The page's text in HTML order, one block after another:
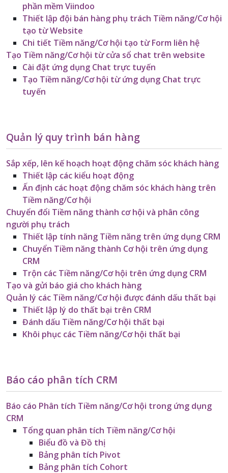
phần mềm Viindoo
Thiết lập đội bán hàng phụ trách Tiềm năng/Cơ hội
tạo từ Website
Chi tiết Tiềm năng/Cơ hội tạo từ Form liên hệ
Tạo Tiềm năng/Cơ hội từ cửa sổ chat trên website
Cài đặt ứng dụng Chat trực tuyến
Tạo Tiềm năng/Cơ hội từ ứng dụng Chat trực
tuyến
Quản lý quy trình bán hàng
Sắp xếp, lên kế hoạch hoạt động chăm sóc khách hàng
Thiết lập các kiểu hoạt động
Ấn định các hoạt động chăm sóc khách hàng trên
Tiềm năng/Cơ hội
Chuyển đổi Tiềm năng thành cơ hội và phân công
người phụ trách
Thiết lập tính năng Tiềm năng trên ứng dụng CRM
Chuyển Tiềm năng thành Cơ hội trên ứng dụng
CRM
Trộn các Tiềm năng/Cơ hội trên ứng dụng CRM
Tạo và gửi báo giá cho khách hàng
Quản lý các Tiềm năng/Cơ hội được đánh dấu thất bại
Thiết lập lý do thất bại trên CRM
Đánh dấu Tiềm năng/Cơ hội thất bại
Khôi phục các Tiềm năng/Cơ hội thất bại
Báo cáo phân tích CRM
Báo cáo Phân tích Tiềm năng/Cơ hội trong ứng dụng
CRM
Tổng quan phân tích Tiềm năng/Cơ hội
Biểu đồ và Đồ thị
Bảng phân tích Pivot
Bảng phân tích Cohort